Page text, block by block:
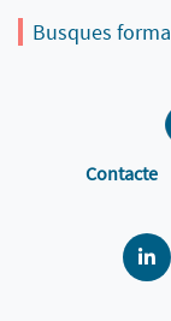
Busques
Contacte